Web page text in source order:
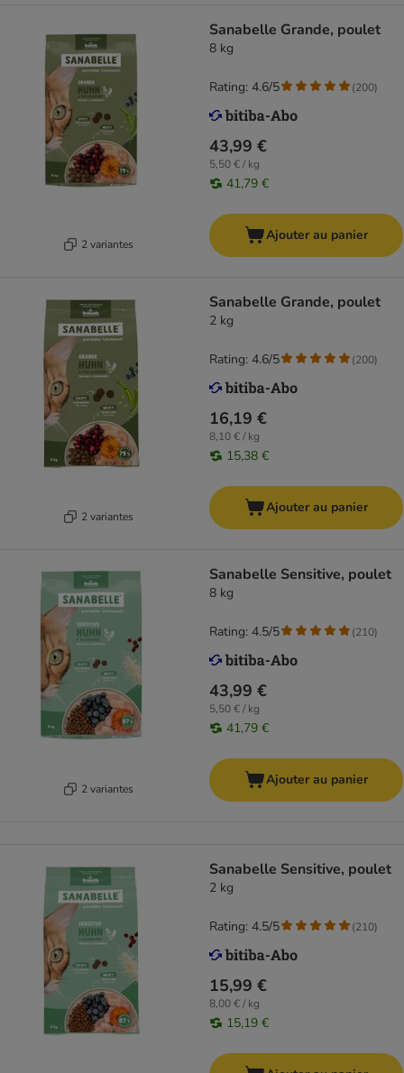
2 variantes
Sanabelle Grande, poulet
8 kg
43,99 €
5,50 € / kg
41,79 €
Rating: 4.6/5 (200)
Ajouter au panier
2 variantes
Sanabelle Grande, poulet
2 kg
16,19 €
8,10 € / kg
15,38 €
Rating: 4.6/5 (200)
Ajouter au panier
2 variantes
Sanabelle Sensitive, poulet
8 kg
43,99 €
5,50 € / kg
41,79 €
Rating: 4.5/5 (210)
Ajouter au panier
Sanabelle Sensitive, poulet
2 kg
15,99 €
8,00 € / kg
15,19 €
Rating: 4.5/5 (210)